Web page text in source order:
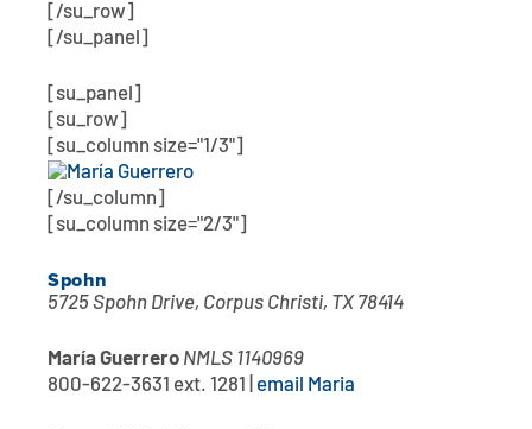
[/su_row]
[/su_panel]
[su_panel]
[su_row]
[su_column size="1/3"]
[/su_column]
[su_column size="2/3"]
Spohn
5725 Spohn Drive, Corpus Christi, TX 78414
María Guerrero NMLS 1140969
800-622-3631 ext. 1281 | email Maria